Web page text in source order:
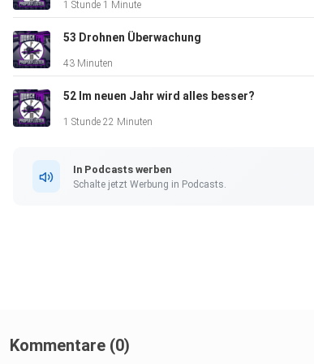
1 Stunde 1 Minute
53 Drohnen Überwachung
43 Minuten
52 Im neuen Jahr wird alles besser?
1 Stunde 22 Minuten
In Podcasts werben
Schalte jetzt Werbung in Podcasts.
Kommentare (0)